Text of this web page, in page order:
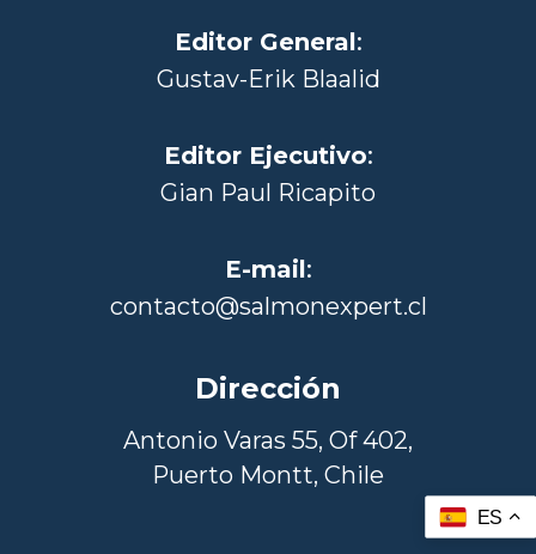
Editor General:
Gustav-Erik Blaalid
Editor Ejecutivo:
Gian Paul Ricapito
E-mail:
contacto@salmonexpert.cl
Dirección
Antonio Varas 55, Of 402,
Puerto Montt, Chile
ES